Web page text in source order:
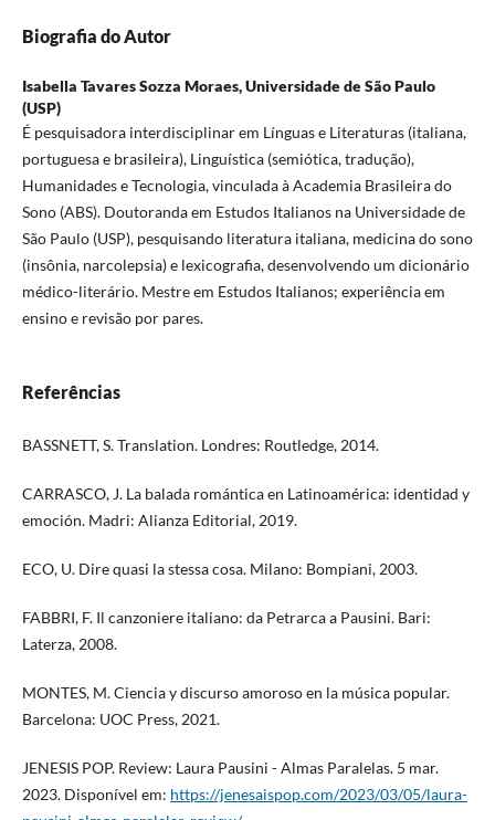
Biografia do Autor
Isabella Tavares Sozza Moraes,Universidade de São Paulo
(USP)
É pesquisadora interdisciplinar em Línguas e Literaturas (italiana,
portuguesa e brasileira), Linguística (semiótica, tradução),
Humanidades e Tecnologia, vinculada à Academia Brasileira do
Sono (ABS). Doutoranda em Estudos Italianos na Universidade de
São Paulo (USP), pesquisando literatura italiana, medicina do sono
(insônia, narcolepsia) e lexicografia, desenvolvendo um dicionário
médico-literário. Mestre em Estudos Italianos; experiência em
ensino e revisão por pares.
Referências
BASSNETT, S. Translation. Londres: Routledge, 2014.
CARRASCO, J. La balada romántica en Latinoamérica: identidad y
emoción. Madri: Alianza Editorial, 2019.
ECO, U. Dire quasi la stessa cosa. Milano: Bompiani, 2003.
FABBRI, F. Il canzoniere italiano: da Petrarca a Pausini. Bari:
Laterza, 2008.
MONTES, M. Ciencia y discurso amoroso en la música popular.
Barcelona: UOC Press, 2021.
JENESIS POP. Review: Laura Pausini - Almas Paralelas. 5 mar.
2023. Disponível em: https://jenesaispop.com/2023/03/05/laura-